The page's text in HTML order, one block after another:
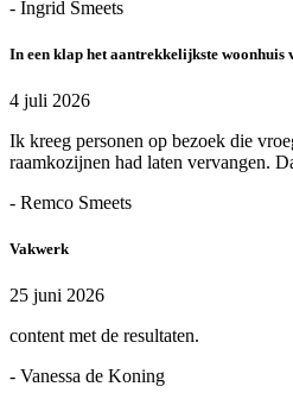
- Ingrid Smeets
In een klap het aantrekkelijkste woonhuis
4 juli 2026
Ik kreeg personen op bezoek die
raamkozijnen had laten vervangen.
- Remco Smeets
Vakwerk
25 juni 2026
content met de resultaten.
- Vanessa de Koning